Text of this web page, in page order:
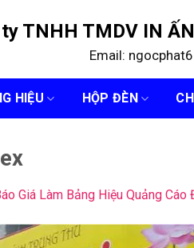
TNHH TMDV IN
Email:
HIỆU HỘP ĐÈN
Giá Làm Bảng Hiệu Quảng Cáo